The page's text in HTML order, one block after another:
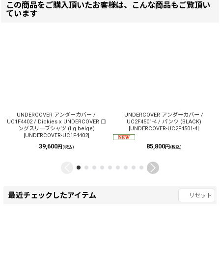
この商品をご購入頂いたお客様は、こんな商品もご覧頂い
ています
UNDERCOVER アンダーカバー /
UC1F4402 / Dickies x UNDERCOVER ロ
ングスリーブシャツ (l.g.beige)
[UNDERCOVER-UC1F4402]
39,600円 (税込)
UNDERCOVER アンダーカバー /
UC2F4501-4 / パンツ (BLACK)
[UNDERCOVER-UC2F4501-4]
85,800円 (税込)
最近チェックしたアイテム リセット